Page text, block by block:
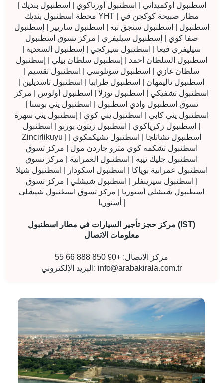
اسطنبول أوكميداني | اسطنبول أورتاكوي | اسطنبول بنديك |
محطة اسطنبول بنديك YHT | مطار صبيحة كوكجن في
اسطنبول | اسطنبول سنجق تبه | اسطنبول ساريير | إسطنبول
صفا كوي | إسطنبول سيليفري | مركز تسوق اسطنبول
سيليفري فيغا | اسطنبول سيركجي | إسطنبول السعدية |
اسطنبول السلطان أحمد | إسطنبول سلطان بيلي | إسطنبول
سلطان غازي | اسطنبول سوتلوسي | اسطنبول تقسيم |
اسطنبول تاليمهان | اسطنبول طرابيا | اسطنبول تاسديلين |
اسطنبول تشفيكي | اسطنبول توزلا | اسطنبول أولوس | مركز
تسوق اسطنبول وادي اسطنبول | اسطنبول يني بوسنا |
اسطنبول يني كابي | اسطنبول يني كوي | إسطنبول يني سهرة
| اسطنبول زكرياكوي | اسطنبول زيتون بورنو | اسطنبول
Zincirlikuyu | اسطنبول تشاتلجا | اسطنبول تشيكمكوي |
اسطنبول تشكمه كوي مترو جاردن مول | مركز تسوق
اسطنبول جليك تيبه | اسطنبول العمرانية | مركز تسوق
اسطنبول عمرانية بوياكا | اسطنبول اسكودار | اسطنبول شيلا
| اسطنبول سيرينفلر | اسطنبول شيشلي | مركز تسوق
اسطنبول شيشلي أستوريا | مركز تسوق اسطنبول شيشلي
مركز حجز تأجير السيارات في مطار اسطنبول (IST)
معلومات الاتصال
مركز الاتصال: +90 850 888 66 55
البريد الإلكتروني: info@arabakirala.com.tr